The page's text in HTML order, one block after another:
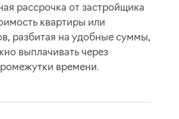
рассрочка от застройщика
квартиры или
разбитая на удобные суммы,
выплачивать через
времени.